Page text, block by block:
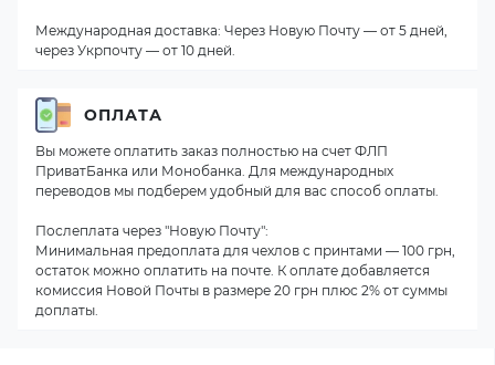
Международная доставка: Через Новую Почту — от 5 дней,
через Укрпочту — от 10 дней.
ОПЛАТА
Вы можете оплатить заказ полностью на счет ФЛП
ПриватБанка или Монобанка. Для международных
переводов мы подберем удобный для вас способ оплаты.
Послеплата через "Новую Почту":
Минимальная предоплата для чехлов с принтами — 100 грн,
остаток можно оплатить на почте. К оплате добавляется
комиссия Новой Почты в размере 20 грн плюс 2% от суммы
доплаты.